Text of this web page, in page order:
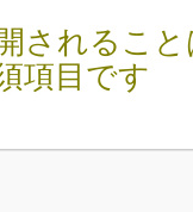
されるこ
項目です